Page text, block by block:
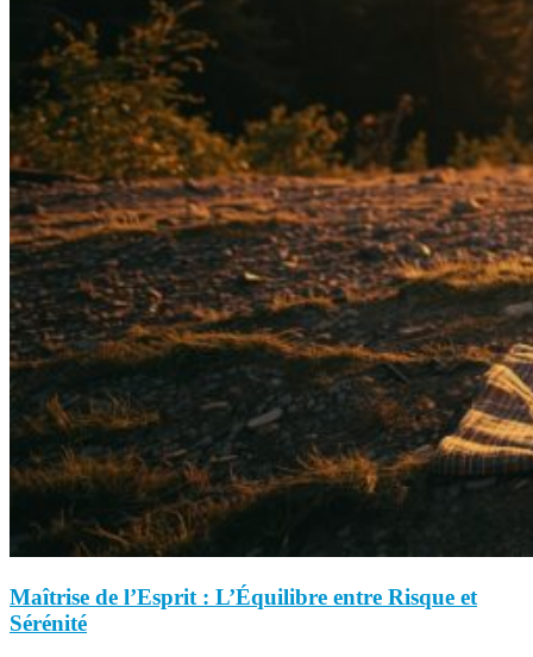
Maîtrise de l’Esprit : L’Équilibre entre Risque et
Sérénité